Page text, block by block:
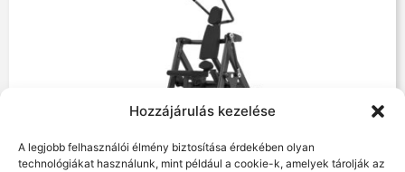
Hozzájárulás kezelése
A legjobb felhasználói élmény biztosítása érdekében olyan
technológiákat használunk, mint például a cookie-k, amelyek tárolják az